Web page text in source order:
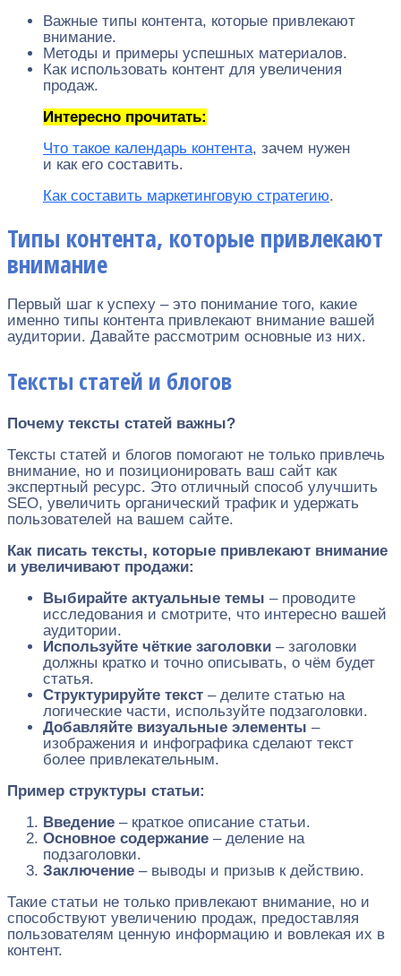
Важные типы контента, которые привлекают
внимание.
Методы и примеры успешных материалов.
Как использовать контент для увеличения
продаж.
Интересно прочитать:
Что такое календарь контента, зачем нужен
и как его составить.
Как составить маркетинговую стратегию.
Типы контента, которые привлекают
внимание
Первый шаг к успеху – это понимание того, какие
именно типы контента привлекают внимание вашей
аудитории. Давайте рассмотрим основные из них.
Тексты статей и блогов
Почему тексты статей важны?
Тексты статей и блогов помогают не только привлечь
внимание, но и позиционировать ваш сайт как
экспертный ресурс. Это отличный способ улучшить
SEO, увеличить органический трафик и удержать
пользователей на вашем сайте.
Как писать тексты, которые привлекают внимание
и увеличивают продажи:
Выбирайте актуальные темы – проводите
исследования и смотрите, что интересно вашей
аудитории.
Используйте чёткие заголовки – заголовки
должны кратко и точно описывать, о чём будет
статья.
Структурируйте текст – делите статью на
логические части, используйте подзаголовки.
Добавляйте визуальные элементы –
изображения и инфографика сделают текст
более привлекательным.
Пример структуры статьи:
Введение – краткое описание статьи.
Основное содержание – деление на
подзаголовки.
Заключение – выводы и призыв к действию.
Такие статьи не только привлекают внимание, но и
способствуют увеличению продаж, предоставляя
пользователям ценную информацию и вовлекая их в
контент.